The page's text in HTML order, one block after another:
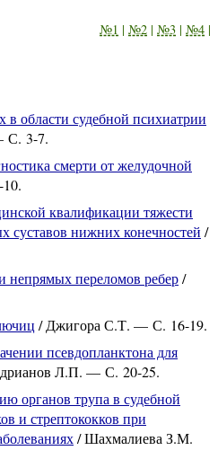
№1 | №2 | №3 | №4 |
области судебной психиатрии
С. 3-7.
смерти от желудочной
квалификации тяжести
суставов нижних конечностей /
непрямых переломов ребер/
/ Джигора С.Т. — С. 16-19.
псевдопланктона для
Л.П. — С. 20-25.
органов трупа в судебной
и стрептококков при
/ Шахмалиева З.М.